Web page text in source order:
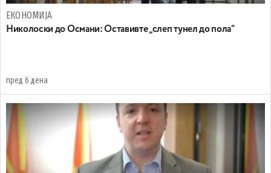
ЕКОНОМИЈА
Николоски до Османи: Oставивте „слеп тунел до пола“
пред 6 дена